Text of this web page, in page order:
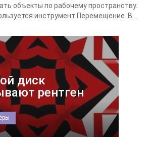
объекты по рабочему пространству.
инструмент Перемещение. В...
диск
рентген